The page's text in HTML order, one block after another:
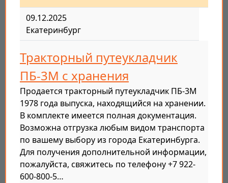
09.12.2025
Екатеринбург
Тракторный путеукладчик
ПБ-3М с хранения
Продается тракторный путеукладчик ПБ-3М
1978 года выпуска, находящийся на хранении.
В комплекте имеется полная документация.
Возможна отгрузка любым видом транспорта
по вашему выбору из города Екатеринбурга.
Для получения дополнительной информации,
пожалуйста, свяжитесь по телефону +7 922-
600-800-5…